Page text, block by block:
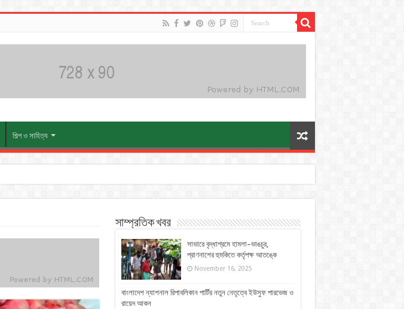
শিল্প ও সাহিত্য
সাম্প্রতিক খবর
সাভারে বৃদ্ধাশ্রমে হামলা–ভাঙচুর,
প্রাণনাশের হুমকিতে কর্তৃপক্ষ আতঙ্কে
November 16, 2025
বাংলাদেশ ন্যাশনাল রিপাবলিকান পার্টির নতুন নেতৃত্বে ইউসুফ পারভেজ ও
রায়েদ আকন